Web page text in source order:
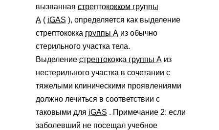
вызванная стрептококком группы
А ( iGAS ), определяется как выделение
стрептококка группы А из обычно
стерильного участка тела.
Выделение стрептококка группы А из
нестерильного участка в сочетании с
тяжелыми клиническими проявлениями
должно лечиться в соответствии с
таковыми для iGAS . Примечание 2: если
заболевший не посещал учебное